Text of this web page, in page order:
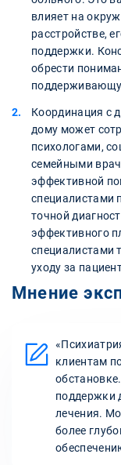
влияет на
расстройстве,
поддержки.
обрести
Координация с
дому может
психологами,
семейными
эффективной
специалистами
точной
эффективного
специалистами
уходу за
Мнение
клиентам
поддержки
лечения.
более